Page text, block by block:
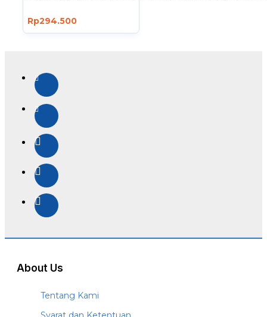
Rp294.500
About Us
Tentang Kami